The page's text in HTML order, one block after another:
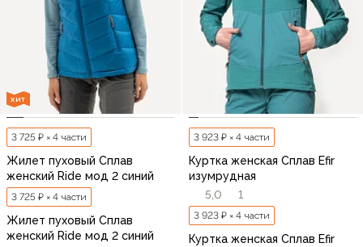
ХИТ
3 725 ₽ × 4 части
Жилет пуховый Сплав
женский Ride мод 2 синий
3 725 ₽ × 4 части
Жилет пуховый Сплав
женский Ride мод 2 синий
3 923 ₽ × 4 части
Куртка женская Сплав Efir
изумрудная
5,0
1
3 923 ₽ × 4 части
Куртка женская Сплав Efir